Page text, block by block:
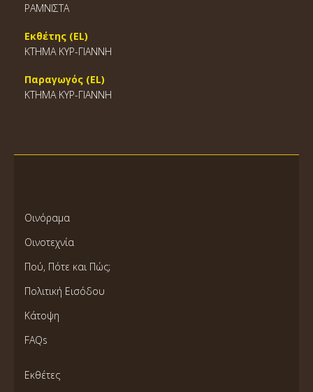
ΡΑΜΝΙΣΤΑ
Εκθέτης (EL)
ΚΤΗΜΑ ΚΥΡ-ΓΙΑΝΝΗ
Παραγωγός (EL)
ΚΤΗΜΑ ΚΥΡ-ΓΙΑΝΝΗ
Οινόραμα
Οινοτεχνία
Πού, Πότε και Πώς;
Πολιτική Εισόδου
Κάτοψη
FAQs
Εκθέτες